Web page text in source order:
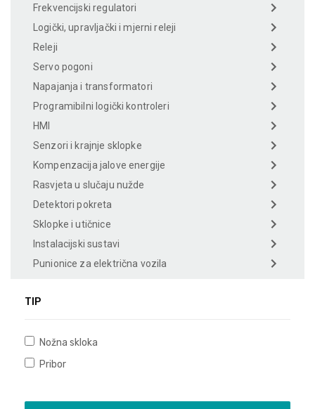
Frekvencijski regulatori
Logički, upravljački i mjerni releji
Releji
Servo pogoni
Napajanja i transformatori
Programibilni logički kontroleri
HMI
Senzori i krajnje sklopke
Kompenzacija jalove energije
Rasvjeta u slučaju nužde
Detektori pokreta
Sklopke i utičnice
Instalacijski sustavi
Punionice za električna vozila
TIP
Nožna skloka
Pribor